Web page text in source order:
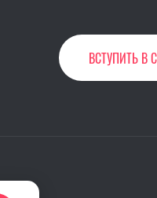
ВСТУПИТЬ В